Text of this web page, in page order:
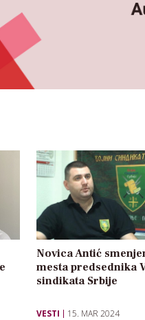
Novica Antić
mesta predsednika
sindikata Srbije
VESTI 15. MAR 2024